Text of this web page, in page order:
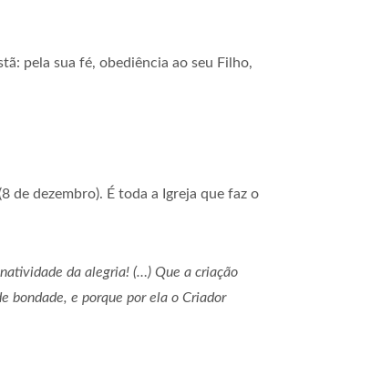
pela sua fé, obediência ao seu Filho,
de dezembro). É toda a Igreja que faz o
da alegria! (…) Que a criação
bondade, e porque por ela o Criador